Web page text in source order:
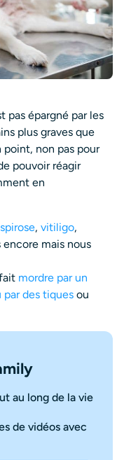
pas épargné par les
plus graves que
point, non pas pour
pouvoir réagir
en
, vitiligo,
encore mais nous
mordre par un
par des tiques ou
au long de la vie
de vidéos avec